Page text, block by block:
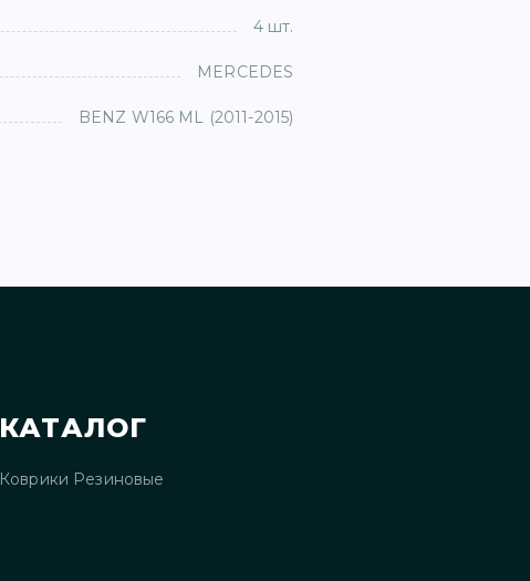
4 шт.
MERCEDES
BENZ W166 ML (2011-2015)
КАТАЛОГ
Коврики Резиновые